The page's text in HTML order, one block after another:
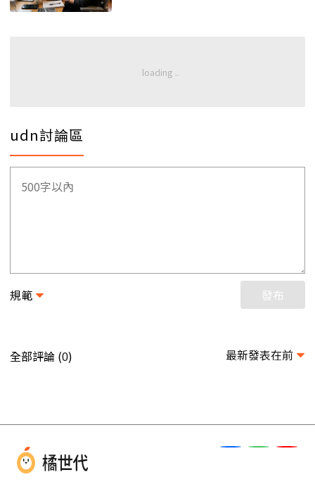
udn討論區
規範 發布
全部評論 (0) 最新發表在前